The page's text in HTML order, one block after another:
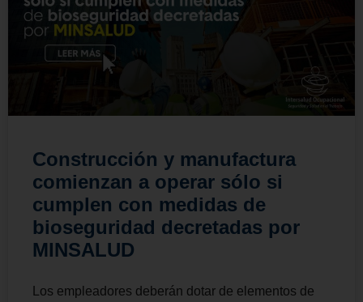
Construcción y manufactura
comienzan a operar sólo si
cumplen con medidas de
bioseguridad decretadas por
MINSALUD
Los empleadores deberán dotar de elementos de